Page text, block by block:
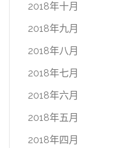
2018年十月
2018年九月
2018年八月
2018年七月
2018年六月
2018年五月
2018年四月